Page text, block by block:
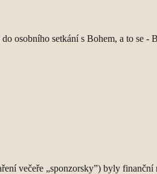
osobního setkání s Bohem, a to se -
večeře „sponzorsky”) byly